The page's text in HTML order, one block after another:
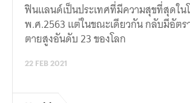
ฟินแลนด์เป็นประเทศที่มีความสุขที่สุดใน
พ.ศ.2563 แต่ในขณะเดียวกัน กลับมีอัตร
ตายสูงอันดับ 23 ของโลก
22 FEB 2021